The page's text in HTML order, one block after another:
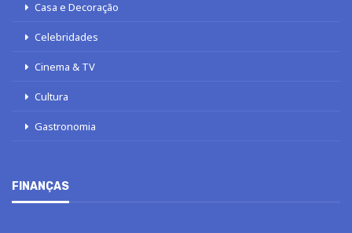
Casa e Decoração
Celebridades
Cinema & TV
Cultura
Gastronomia
FINANÇAS